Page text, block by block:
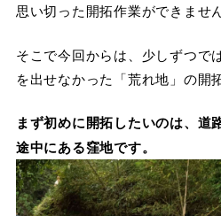
思い切った開拓作業ができません
そこで今回からは、少しずつで
を出せなかった「荒れ地」の開
まず初めに開拓したいのは、道
途中にある窪地です。